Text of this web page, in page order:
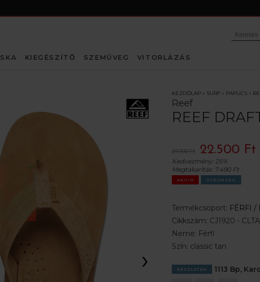
KIEGÉSZÍTŐ SZEMÜVEG VITORLÁZÁS
›
KEZDŐLAP» SURF» PAPUCS»
Reef
REEF
29.990 Ft 22.500 Ft
Kedvezmény: 25%
Megtakarítás: 7.490 Ft
AKCIÓ ÚJDONSÁG
Termékcsoport: FÉRFI /
Cikkszám: CJ1920 - CLTA
Neme: Férfi
Szín: classic tan
KÉSZLETEN 1113 Bp,